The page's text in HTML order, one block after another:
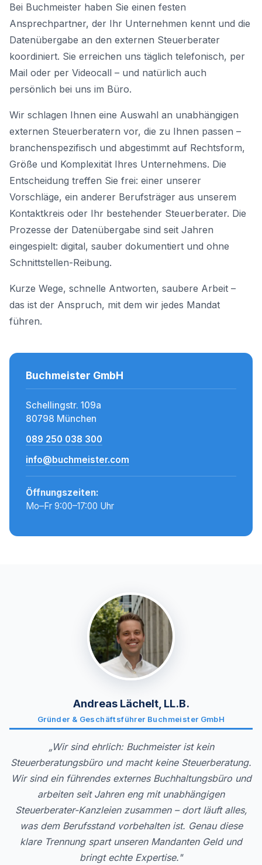
Bei Buchmeister haben Sie einen festen
Ansprechpartner, der Ihr Unternehmen kennt und die
Datenübergabe an den externen Steuerberater
koordiniert. Sie erreichen uns täglich telefonisch, per
Mail oder per Videocall – und natürlich auch
persönlich bei uns im Büro.
Wir schlagen Ihnen eine Auswahl an unabhängigen
externen Steuerberatern vor, die zu Ihnen passen –
branchenspezifisch und abgestimmt auf Rechtsform,
Größe und Komplexität Ihres Unternehmens. Die
Entscheidung treffen Sie frei: einer unserer
Vorschläge, ein anderer Berufsträger aus unserem
Kontaktkreis oder Ihr bestehender Steuerberater. Die
Prozesse der Datenübergabe sind seit Jahren
eingespielt: digital, sauber dokumentiert und ohne
Schnittstellen-Reibung.
Kurze Wege, schnelle Antworten, saubere Arbeit –
das ist der Anspruch, mit dem wir jedes Mandat
führen.
Buchmeister GmbH
Schellingstr. 109a
80798 München
089 250 038 300
info@buchmeister.com
Öffnungszeiten:
Mo–Fr 9:00–17:00 Uhr
Andreas Lächelt, LL.B.
Gründer & Geschäftsführer Buchmeister GmbH
„Wir sind ehrlich: Buchmeister ist kein
Steuerberatungsbüro und macht keine Steuerberatung.
Wir sind ein führendes externes Buchhaltungsbüro und
arbeiten seit Jahren eng mit unabhängigen
Steuerberater-Kanzleien zusammen – dort läuft alles,
was dem Berufsstand vorbehalten ist. Genau diese
klare Trennung spart unseren Mandanten Geld und
bringt echte Expertise."